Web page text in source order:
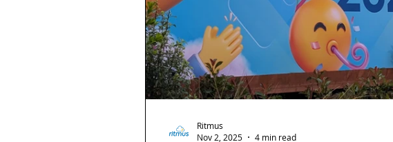
Ritmus
Nov 2, 2025
4 min read